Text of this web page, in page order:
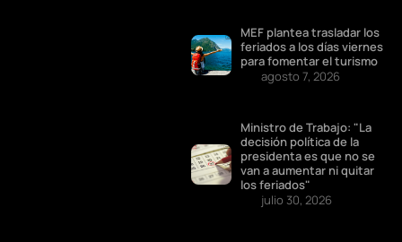
MEF plantea trasladar los
feriados a los días viernes
para fomentar el turismo
agosto 7, 2026
Ministro de Trabajo: "La
decisión política de la
presidenta es que no se
van a aumentar ni quitar
los feriados"
julio 30, 2026